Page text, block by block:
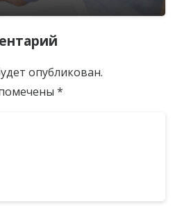
опубликован.
*